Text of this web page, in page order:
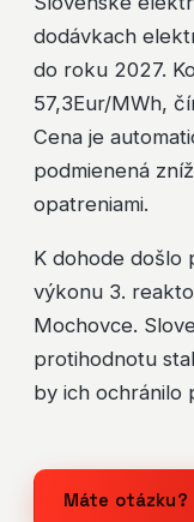
dodávkach
do roku 2027.
57,3Eur/MWh,
Cena je
podmienená
opatreniami.
K dohode došlo
výkonu 3.
Mochovce.
protihodnotu
by ich ochránilo
Máte